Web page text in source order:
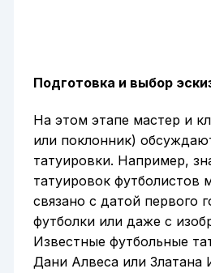
Подготовка и выбор
На этом этапе мастер и
или поклонник)
татуировки. Например,
татуировок футболистов
связано с датой первого
футболки или даже с
Известные футбольные
Дани Алвеса или Златана